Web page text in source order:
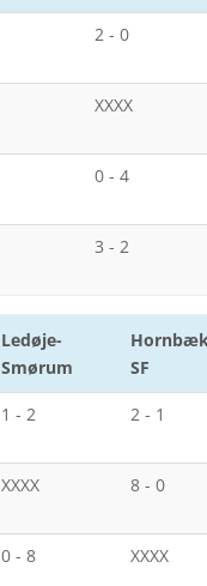
2 - 0
XXXX
0 - 4
3 - 2
Ledøje-
Smørum
SF
1 - 2 2 - 1
XXXX 8 - 0
0 - 8 XXXX